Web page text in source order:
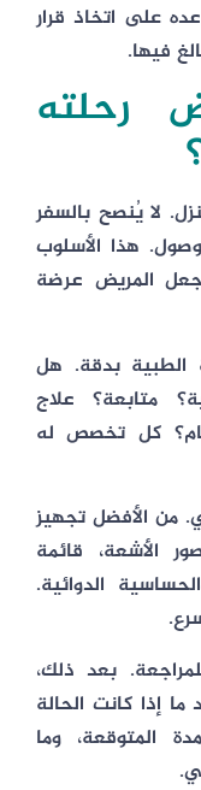
على اتخاذ قرار
فيها.
رحلته
لا يُنصح بالسفر
هذا الأسلوب
المريض عرضة
الطبية بدقة. هل
متابعة؟ علاج
كل تخصص له
من الأفضل تجهيز
الأشعة، قائمة
الدوائية.
بعد ذلك،
إذا كانت الحالة
المتوقعة، وما